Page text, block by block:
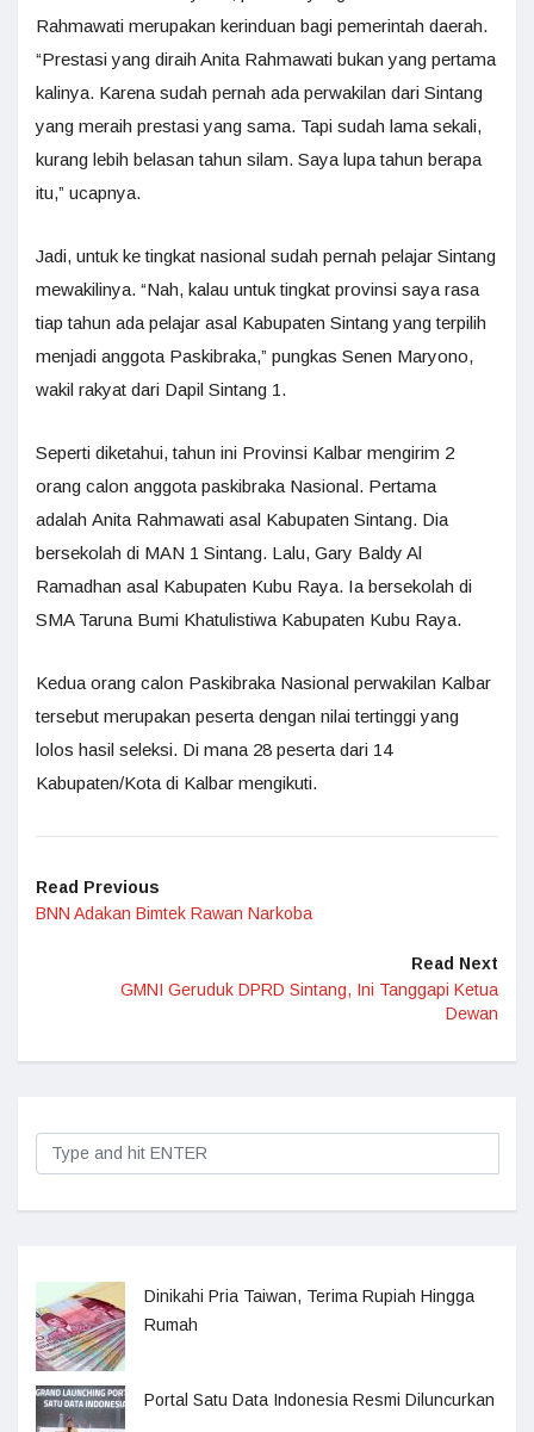
Rahmawati merupakan kerinduan bagi pemerintah daerah.
“Prestasi yang diraih Anita Rahmawati bukan yang pertama
kalinya. Karena sudah pernah ada perwakilan dari Sintang
yang meraih prestasi yang sama. Tapi sudah lama sekali,
kurang lebih belasan tahun silam. Saya lupa tahun berapa
itu,” ucapnya.
Jadi, untuk ke tingkat nasional sudah pernah pelajar Sintang
mewakilinya. “Nah, kalau untuk tingkat provinsi saya rasa
tiap tahun ada pelajar asal Kabupaten Sintang yang terpilih
menjadi anggota Paskibraka,” pungkas Senen Maryono,
wakil rakyat dari Dapil Sintang 1.
Seperti diketahui, tahun ini Provinsi Kalbar mengirim 2
orang calon anggota paskibraka Nasional. Pertama
adalah Anita Rahmawati asal Kabupaten Sintang. Dia
bersekolah di MAN 1 Sintang. Lalu, Gary Baldy Al
Ramadhan asal Kabupaten Kubu Raya. Ia bersekolah di
SMA Taruna Bumi Khatulistiwa Kabupaten Kubu Raya.
Kedua orang calon Paskibraka Nasional perwakilan Kalbar
tersebut merupakan peserta dengan nilai tertinggi yang
lolos hasil seleksi. Di mana 28 peserta dari 14
Kabupaten/Kota di Kalbar mengikuti.
Read Previous
BNN Adakan Bimtek Rawan Narkoba
Read Next
GMNI Geruduk DPRD Sintang, Ini Tanggapi Ketua
Dewan
Dinikahi Pria Taiwan, Terima Rupiah Hingga
Rumah
Portal Satu Data Indonesia Resmi Diluncurkan